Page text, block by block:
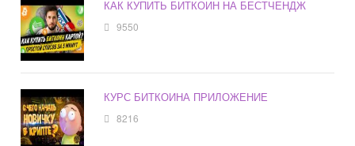
КАК КУПИТЬ БИТКОИН НА БЕСТЧЕНДЖ
9550
КУРС БИТКОИНА ПРИЛОЖЕНИЕ
8216